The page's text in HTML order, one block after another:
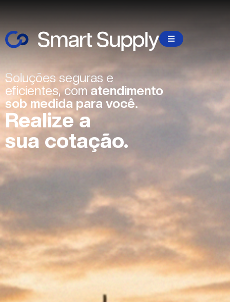
Soluções seguras e
eficientes, com atendimento
sob medida para você.
Realize a
sua cotação.